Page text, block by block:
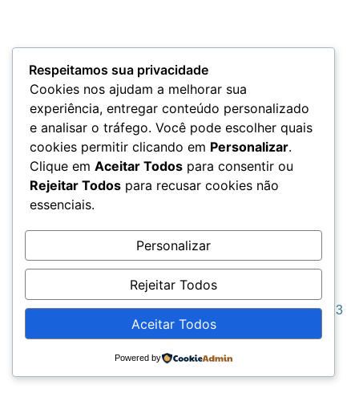
Termos e Condições
LGPD
Seja Grato © 2023
Todos os direitos reservados. “Dicolah MKT”
Respeitamos sua privacidade
Cookies nos ajudam a melhorar sua
experiência, entregar conteúdo personalizado
e analisar o tráfego. Você pode escolher quais
cookies permitir clicando em Personalizar.
Clique em Aceitar Todos para consentir ou
Rejeitar Todos para recusar cookies não
essenciais.
Personalizar
Rejeitar Todos
Aceitar Todos
Powered by